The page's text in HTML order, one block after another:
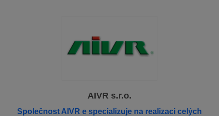
AIVR s.r.o.
Společnost AIVR e specializuje na realizaci celých